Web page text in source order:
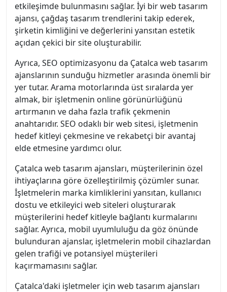
etkileşimde bulunmasını sağlar. İyi bir web tasarım
ajansı, çağdaş tasarım trendlerini takip ederek,
şirketin kimliğini ve değerlerini yansıtan estetik
açıdan çekici bir site oluşturabilir.
Ayrıca, SEO optimizasyonu da Çatalca web tasarım
ajanslarının sunduğu hizmetler arasında önemli bir
yer tutar. Arama motorlarında üst sıralarda yer
almak, bir işletmenin online görünürlüğünü
artırmanın ve daha fazla trafik çekmenin
anahtarıdır. SEO odaklı bir web sitesi, işletmenin
hedef kitleyi çekmesine ve rekabetçi bir avantaj
elde etmesine yardımcı olur.
Çatalca web tasarım ajansları, müşterilerinin özel
ihtiyaçlarına göre özelleştirilmiş çözümler sunar.
İşletmelerin marka kimliklerini yansıtan, kullanıcı
dostu ve etkileyici web siteleri oluşturarak
müşterilerini hedef kitleyle bağlantı kurmalarını
sağlar. Ayrıca, mobil uyumluluğu da göz önünde
bulunduran ajanslar, işletmelerin mobil cihazlardan
gelen trafiği ve potansiyel müşterileri
kaçırmamasını sağlar.
Çatalca'daki işletmeler için web tasarım ajansları